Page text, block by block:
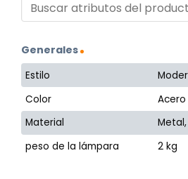
Generales
Estilo
Color
Acero
Material
peso de la lámpara
2 kg